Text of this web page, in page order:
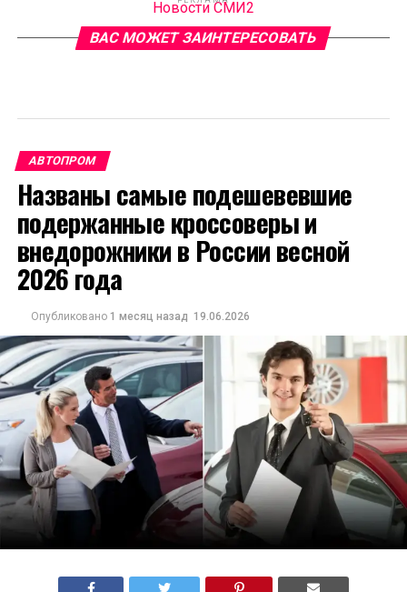
Новости СМИ2
ВАС МОЖЕТ ЗАИНТЕРЕСОВАТЬ
АВТОПРОМ
Названы самые подешевевшие
подержанные кроссоверы и
внедорожники в России весной
2026 года
Опубликовано 1 месяц назад 19.06.2026